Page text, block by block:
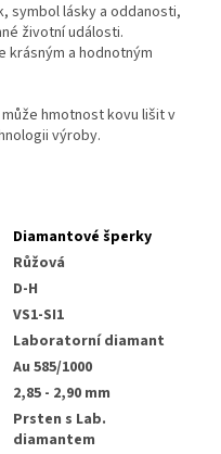
symbol lásky a oddanosti,
životní události.
krásným a hodnotným
hmotnost kovu lišit v
výroby.
Diamantové šperky
Růžová
D-H
VS1-SI1
Laboratorní diamant
Au 585/1000
2,85 - 2,90 mm
Prsten s Lab.
diamantem